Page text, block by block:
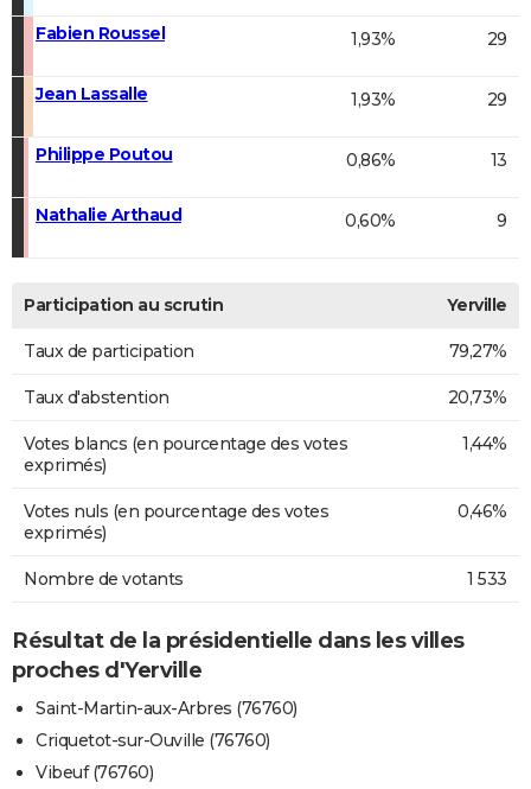
Fabien Roussel 1,93% 29
Jean Lassalle 1,93% 29
Philippe Poutou 0,86% 13
Nathalie Arthaud 0,60% 9
Participation au scrutin Yerville
Taux de participation 79,27%
Taux d'abstention 20,73%
Votes blancs (en pourcentage des votes
exprimés)
1,44%
Votes nuls (en pourcentage des votes
exprimés)
0,46%
Nombre de votants 1 533
Résultat de la présidentielle dans les villes
proches d'Yerville
Saint-Martin-aux-Arbres (76760)
Criquetot-sur-Ouville (76760)
Vibeuf (76760)